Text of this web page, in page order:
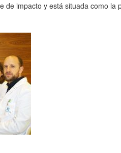
de impacto y está situada como